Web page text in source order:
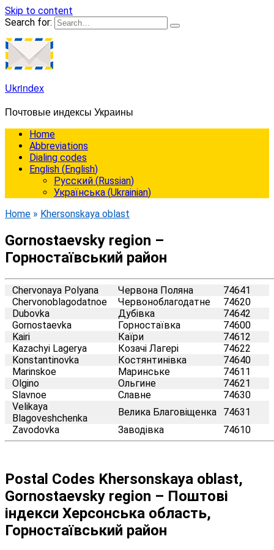
Skip to content
Search for:
Ukrindex
Почтовые индексы Украины
Home
Abbreviations
Dialing codes
English (English)
Русский (Russian)
Українська (Ukrainian)
Home » Khersonskaya oblast
Gornostaevsky region –
Горностаївський район
Chervonaya Polyana Червона Поляна
74641
Chervonoblagodatnoe
Червоноблагодатне
74620
Dubovka
Дубівка
74642
Gornostaevka
Горностаївка
74600
Kairi
Каїри
74612
Kazachyi Lagerya
Козачі Лагері
74622
Konstantinovka
Костянтинівка
74640
Marinskoe
Маринське
74611
Olgino
Ольгине
74621
Slavnoe
Славне
74630
Velikaya
Blagoveshchenka
Велика Благовіщенка
74631
Zavodovka
Заводівка 74610
Postal Codes Khersonskaya oblast,
Gornostaevsky region – Поштові
індекси Херсонська область,
Горностаївський район